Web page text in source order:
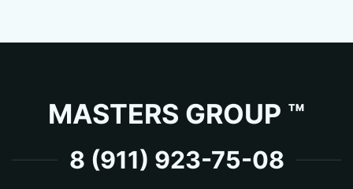
MASTERS GROUP ™
8 (911) 923-75-08